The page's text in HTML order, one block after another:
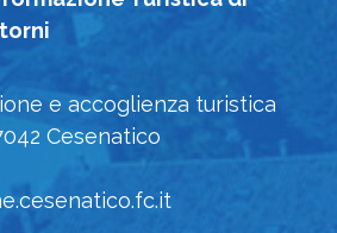
e accoglienza turistica
Cesenatico